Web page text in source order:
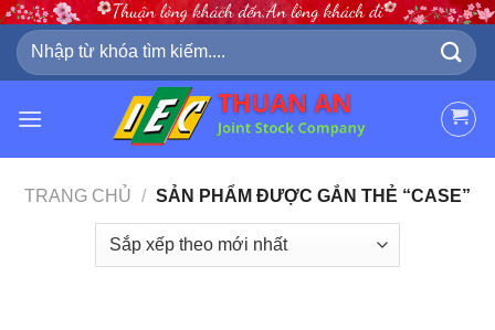
Skip
content
Tìm
kiếm:
TRANG CHỦ / SẢN PHẨM ĐƯỢC GẮN THẺ “CASE”